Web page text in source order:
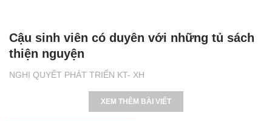
NGHỊ QUYẾT PHÁT TRIỂN KT- XH
Cậu sinh viên có duyên với những tủ sách
thiện nguyện
XEM THÊM BÀI VIẾT